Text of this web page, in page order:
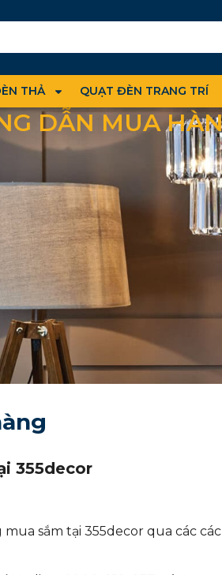
THẢ QUẠT ĐÈN TRANG TRÍ
DẪN MUA
355decor
sắm tại 355decor qua các